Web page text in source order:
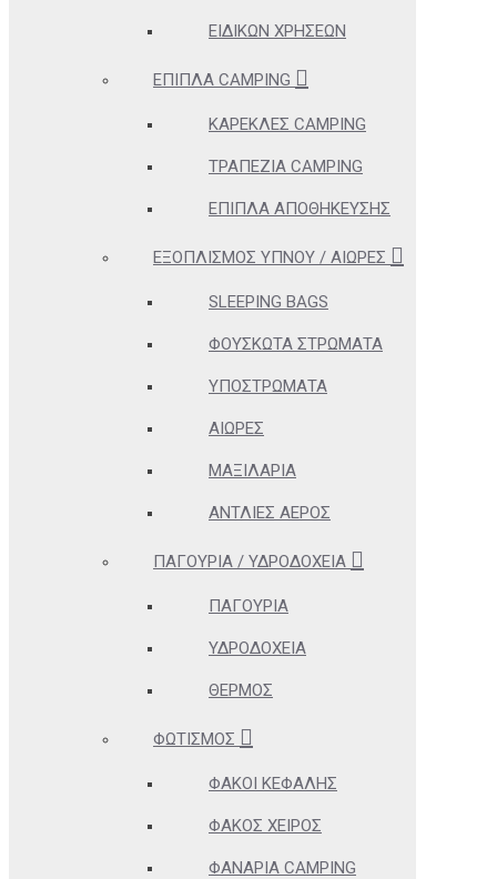
ΕΙΔΙΚΏΝ ΧΡΉΣΕΩΝ
ΈΠΙΠΛΑ CAMPING
ΚΑΡΈΚΛΕΣ CAMPING
ΤΡΑΠΈΖΙΑ CAMPING
ΈΠΙΠΛΑ ΑΠΟΘΉΚΕΥΣΗΣ
ΕΞΟΠΛΙΣΜΌΣ ΎΠΝΟΥ / ΑΙΏΡΕΣ
SLEEPING BAGS
ΦΟΥΣΚΩΤΆ ΣΤΡΏΜΑΤΑ
ΥΠΟΣΤΡΏΜΑΤΑ
ΑΙΏΡΕΣ
ΜΑΞΙΛΆΡΙΑ
ΑΝΤΛΊΕΣ ΑΈΡΟΣ
ΠΑΓΟΎΡΙΑ / ΥΔΡΟΔΟΧΕΊΑ
ΠΑΓΟΎΡΙΑ
ΥΔΡΟΔΟΧΕΊΑ
ΘΕΡΜΌΣ
ΦΩΤΙΣΜΌΣ
ΦΑΚΟΊ ΚΕΦΑΛΉΣ
ΦΑΚΌΣ ΧΕΙΡΌΣ
ΦΑΝΆΡΙΑ CAMPING